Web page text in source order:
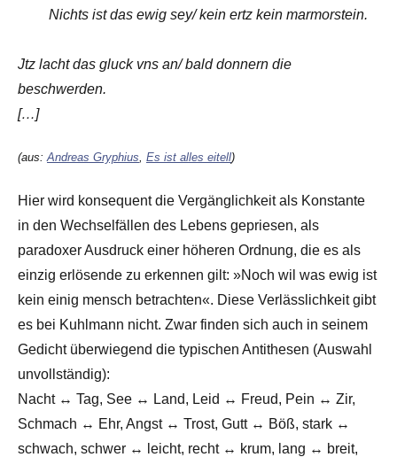
Nichts ist das ewig sey/ kein ertz kein marmorstein.
Jtz lacht das gluck vns an/ bald donnern die
beschwerden.
[…]
(aus:Andreas Gryphius, Es ist alles eitell)
Hier wird konsequent die Vergänglichkeit als Konstante
in den Wechselfällen des Lebens gepriesen, als
paradoxer Ausdruck einer höheren Ordnung, die es als
einzig erlösende zu erkennen gilt: »Noch wil was ewig ist
kein einig mensch betrachten«. Diese Verlässlichkeit gibt
es bei Kuhlmann nicht. Zwar finden sich auch in seinem
Gedicht überwiegend die typischen Antithesen (Auswahl
unvollständig):
Nacht ↔ Tag, See ↔ Land, Leid ↔ Freud, Pein ↔ Zir,
Schmach ↔ Ehr, Angst ↔ Trost, Gutt ↔ Böß, stark ↔
schwach, schwer ↔ leicht, recht ↔ krum, lang ↔ breit,